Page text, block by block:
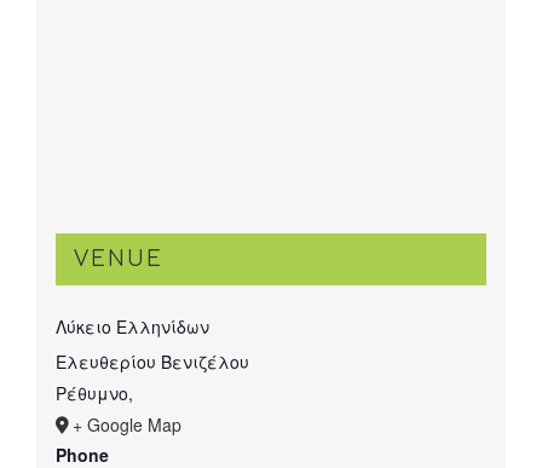
VENUE
Λύκειο Ελληνίδων
Ελευθερίου Βενιζέλου
Ρέθυμνο,
+ Google Map
Phone